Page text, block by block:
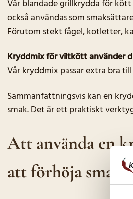
Vår blandade grillkrydda för
också användas som
Förutom stekt fågel, kotletter,
Kryddmix för viltkött använder
Vår kryddmix passar extra bra
Sammanfattningsvis kan en
smak. Det är ett praktiskt
Att använda en
att förhöja